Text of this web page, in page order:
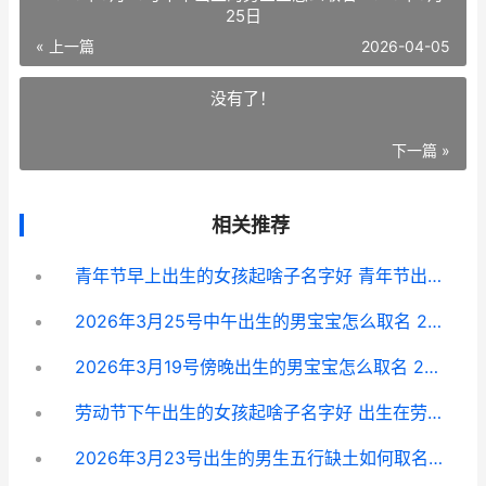
25日
« 上一篇 2026-04-05
没有了！
下一篇 »
相关推荐
青年节早上出生的女孩起啥子名字好 青年节出生的宝宝小名叫什么
2026年3月25号中午出生的男宝宝怎么取名 2026年3月25日
2026年3月19号傍晚出生的男宝宝怎么取名 2026年3月19日到现在多少天了
劳动节下午出生的女孩起啥子名字好 出生在劳动节好不好
2026年3月23号出生的男生五行缺土如何取名 2026年的3月23号是农历的什么日子